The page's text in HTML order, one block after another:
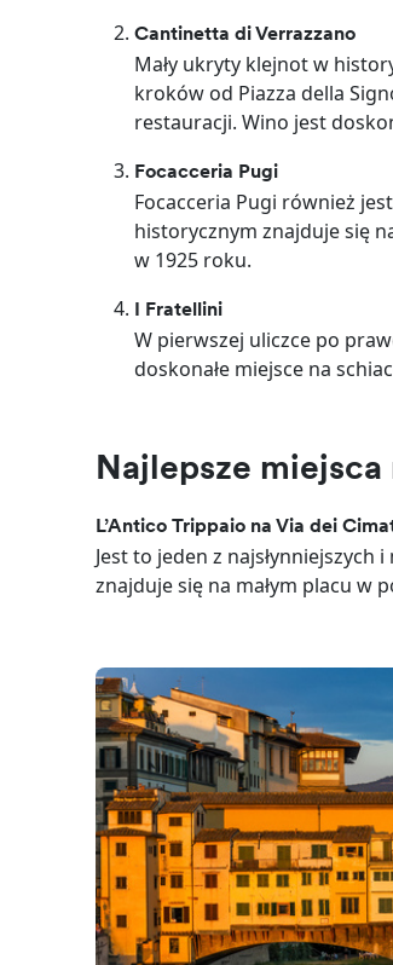
Cantinetta di Verrazzano
Mały ukryty klejnot w
kroków od Piazza della
restauracji. Wino jest
Focacceria Pugi
Focacceria Pugi również
historycznym znajduje się
w 1925 roku.
I Fratellini
W pierwszej uliczce po
doskonałe miejsce na
Najlepsze
L’Antico Trippaio na Via dei
Jest to jeden z
znajduje się na małym placu w